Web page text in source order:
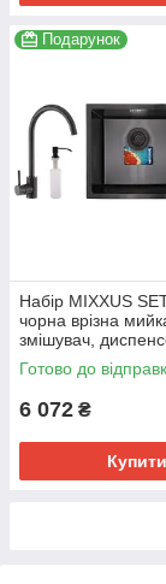
Подарунок
Набір MIXXUS
чорна врізна
змішувач,
(MX0585)
Готово до
6 072 ₴
Купити